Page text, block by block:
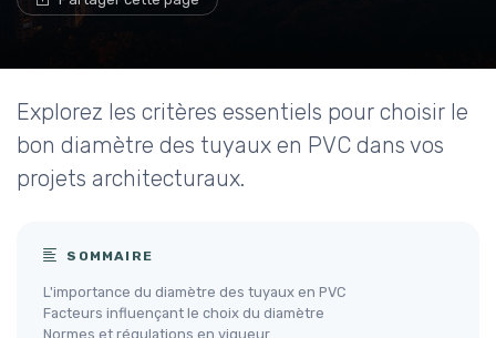
Explorez les critères essentiels pour choisir le
bon diamètre des tuyaux en PVC dans vos
projets architecturaux.
SOMMAIRE
L'importance du diamètre des tuyaux en PVC
Facteurs influençant le choix du diamètre
Normes et régulations en vigueur